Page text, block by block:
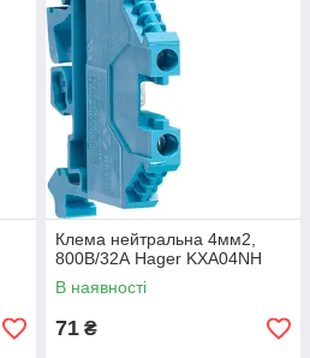
Клема нейтральна 4мм2,
800В/32А Hager KXA04NH
В наявності
71 ₴